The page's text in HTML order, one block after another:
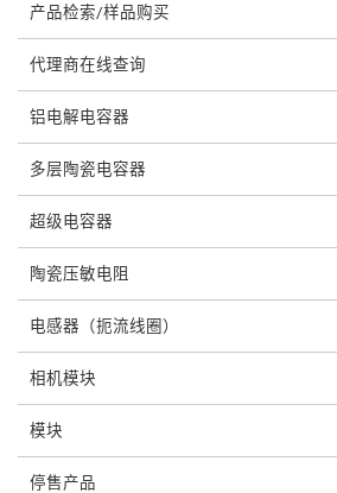
产品检索/样品购买
代理商在线查询
铝电解电容器
多层陶瓷电容器
超级电容器
陶瓷压敏电阻
电感器（扼流线圈）
相机模块
模块
停售产品